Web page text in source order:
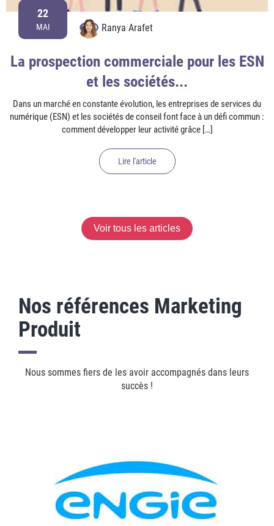
22
MAI Ranya Arafet
La prospection commerciale pour les ESN
et les sociétés...
Dans un marché en constante évolution, les entreprises de services du
numérique (ESN) et les sociétés de conseil font face à un défi commun :
comment développer leur activité grâce […]
Lire l'article
Voir tous les articles
Nos références Marketing
Produit
Nous sommes fiers de les avoir accompagnés dans leurs
succès !